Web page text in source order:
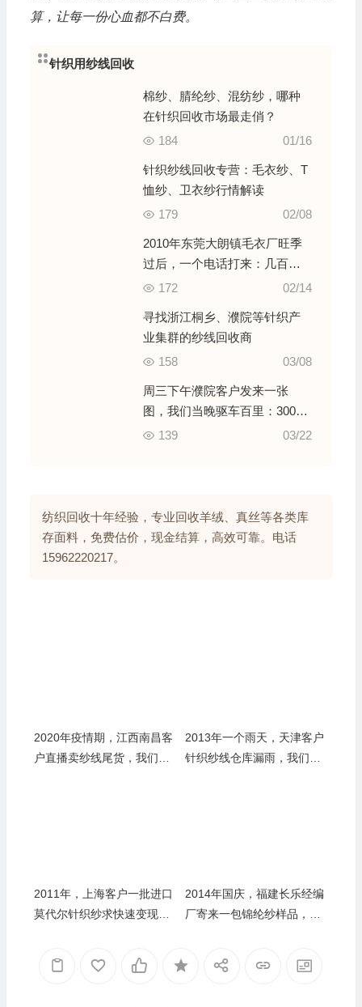
算，让每一份心血都不白费。
针织用纱线回收
棉纱、腈纶纱、混纺纱，哪种
在针织回收市场最走俏？
01/16
184
针织纱线回收专营：毛衣纱、T
恤纱、卫衣纱行情解读
02/08
179
2010年东莞大朗镇毛衣厂旺季
过后，一个电话打来：几百公
斤多色纱尾料，我们周末组队
02/14
172
寻找浙江桐乡、濮院等针织产
业集群的纱线回收商
03/08
158
周三下午濮院客户发来一张
图，我们当晚驱车百里：300公
斤混纺纱，通宵分拣成8类 03/22
139
纺织回收十年经验，专业回收羊绒、真丝等各类库
存面料，免费估价，现金结算，高效可靠。电话
15962220217。
2020年疫情期，江西南昌客
户直播卖纱线尾货，我们线
2013年一个雨天，天津客户
针织纱线仓库漏雨，我们协
2011年，上海客户一批进口
莫代尔针织纱求快速变现，
2014年国庆，福建长乐经编
厂寄来一包锦纶纱样品，我